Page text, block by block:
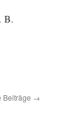
B.
Beiträge →